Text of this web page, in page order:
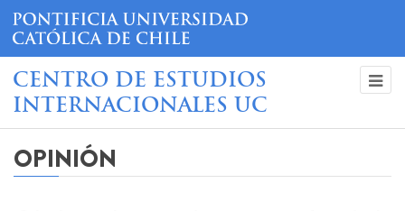
CENTRO DE ESTUDIOS
INTERNACIONALES UC
OPINIÓN